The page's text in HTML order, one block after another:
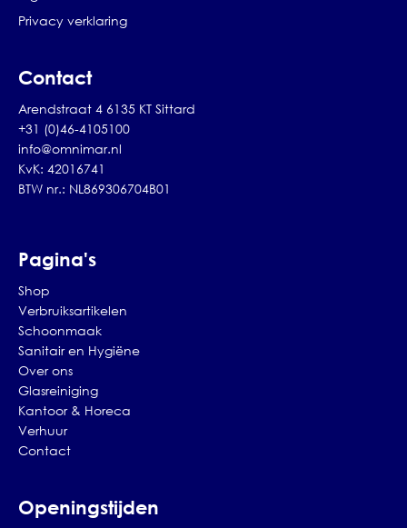
Privacy verklaring
Contact
Arendstraat 4 6135 KT Sittard
+31 (0)46-4105100
info@omnimar.nl
KvK: 42016741
BTW nr.: NL869306704B01
Pagina's
Shop
Verbruiksartikelen
Schoonmaak
Sanitair en Hygiëne
Over ons
Glasreiniging
Kantoor & Horeca
Verhuur
Contact
Openingstijden